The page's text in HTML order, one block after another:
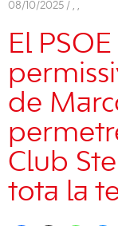
08/10/2025 / , ,
El
de
Club
tota la